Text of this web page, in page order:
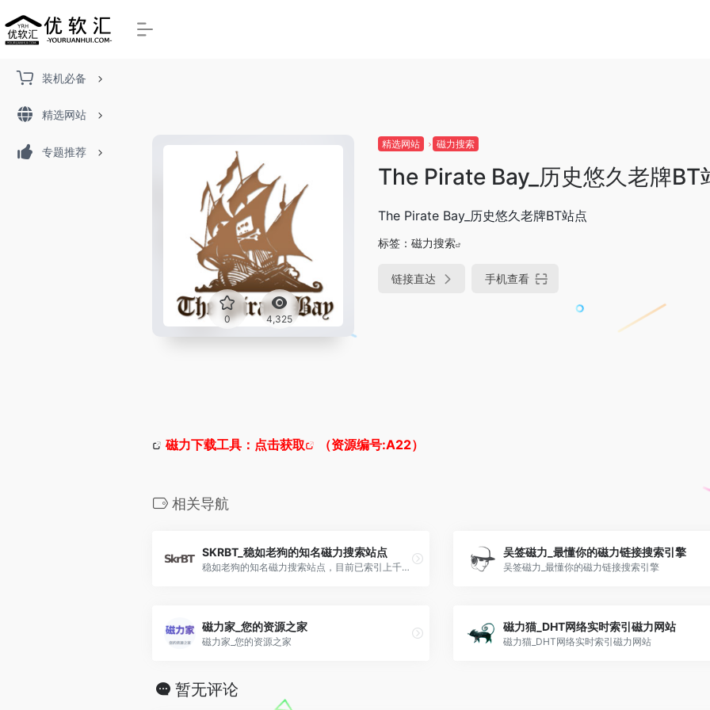
装机必备
精选网站
专题推荐
0 4,325
精选网站 磁力搜索
The Pirate Bay_历史悠久老牌BT
The Pirate Bay_历史悠久老牌BT站点
标签： 磁力搜索
链接直达 手机查看
磁力下载工具： 点击获取 （资源编号:A22）
相关导航
SKRBT_稳如老狗的知名磁力搜索站点
稳如老狗的知名磁力搜索站点，目前已索引上千万条磁力链接，涵盖各种学习资料、影视动漫、音乐电子书等资源！
吴签磁力_最懂你的磁力链接搜索引擎
吴签磁力_最懂你的磁力链接搜索引擎
磁力家_您的资源之家
磁力家_您的资源之家
磁力猫_DHT网络实时索引磁力网站
磁力猫_DHT网络实时索引磁力网站
暂无评论